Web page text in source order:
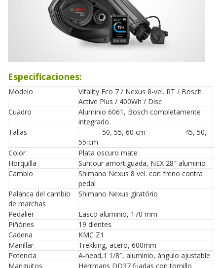
Especificaciones:
Modelo
Vitality Eco 7 / Nexus 8-vel. RT / Bosch
Active Plus / 400Wh / Disc
Cuadro
Aluminio 6061, Bosch completamente
integrado
Tallas
50, 55, 60 cm 45, 50,
55 cm
Color
Plata oscuro mate
Horquilla
Suntour amortiguada, NEX 28″ aluminio
Cambio
Shimano Nexus 8 vel. con freno contra
pedal
Palanca del cambio
de marchas
Shimano Nexus giratório
Pedalier
Lasco aluminio, 170 mm
Piñónes
19 dientes
Cadena
KMC Z1
Manillar
Trekking, acero, 600mm
Potencia
A-head,1 1/8″, aluminio, ángulo ajustable
Manguitos
Herrmans DD37 fijadas con tornillo